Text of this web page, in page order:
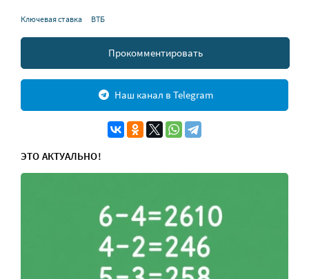
Ключевая ставка ВТБ
Прокомментировать
Наш канал в Telegram
ЭТО АКТУАЛЬНО!